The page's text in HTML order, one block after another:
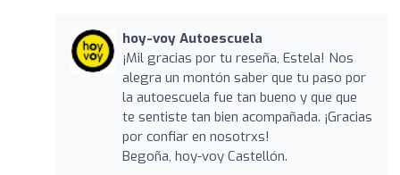
hoy-voy Autoescuela
¡Mil gracias por tu reseña, Estela! Nos
alegra un montón saber que tu paso por
la autoescuela fue tan bueno y que que
te sentiste tan bien acompañada. ¡Gracias
por confiar en nosotrxs!
Begoña, hoy-voy Castellón.